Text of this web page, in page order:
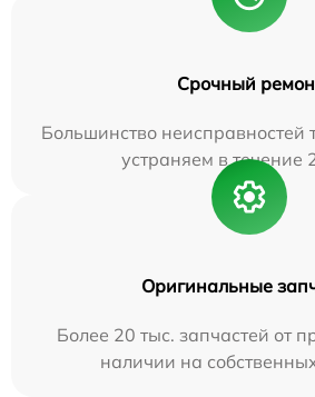
Срочный
Большинство неисправностей
устраняем в течение
Оригинальные
Более 20 тыс. запчастей от
наличии на